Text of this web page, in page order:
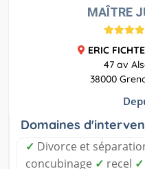
MAÎTRE
ERIC
47 av
38000
Domaines
✓ Divorce et
concubinage ✓ recel ✓